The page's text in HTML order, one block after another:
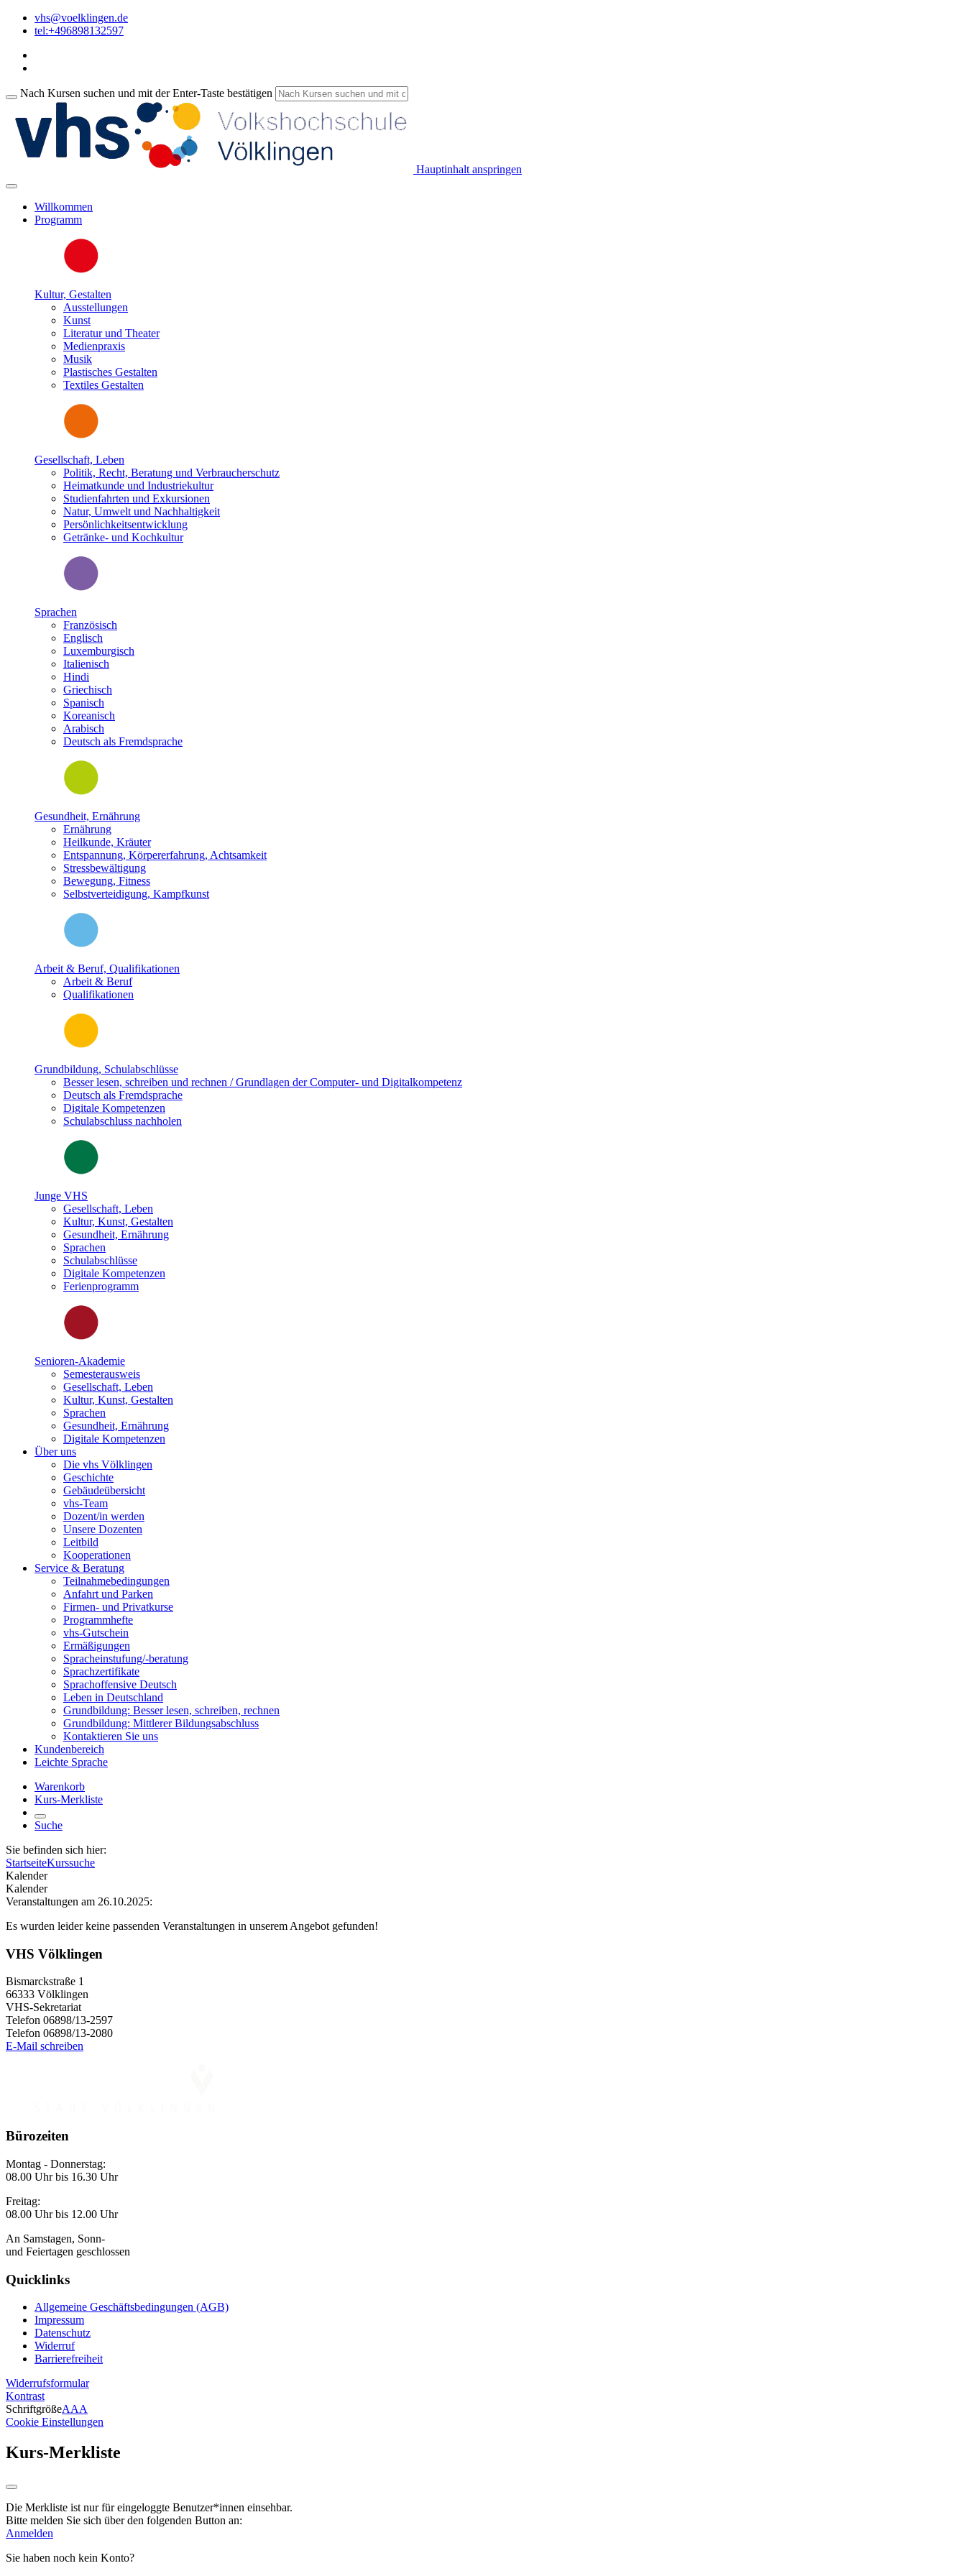
vhs@voelklingen.de
tel:+496898132597
Nach Kursen suchen und mit der Enter-Taste bestätigen
Hauptinhalt anspringen
Willkommen
Programm
Kultur, Gestalten
Ausstellungen
Kunst
Literatur und Theater
Medienpraxis
Musik
Plastisches Gestalten
Textiles Gestalten
Gesellschaft, Leben
Politik, Recht, Beratung und Verbraucherschutz
Heimatkunde und Industriekultur
Studienfahrten und Exkursionen
Natur, Umwelt und Nachhaltigkeit
Persönlichkeitsentwicklung
Getränke- und Kochkultur
Sprachen
Französisch
Englisch
Luxemburgisch
Italienisch
Hindi
Griechisch
Spanisch
Koreanisch
Arabisch
Deutsch als Fremdsprache
Gesundheit, Ernährung
Ernährung
Heilkunde, Kräuter
Entspannung, Körpererfahrung, Achtsamkeit
Stressbewältigung
Bewegung, Fitness
Selbstverteidigung, Kampfkunst
Arbeit & Beruf, Qualifikationen
Arbeit & Beruf
Qualifikationen
Grundbildung, Schulabschlüsse
Besser lesen, schreiben und rechnen / Grundlagen der Computer- und Digitalkompetenz
Deutsch als Fremdsprache
Digitale Kompetenzen
Schulabschluss nachholen
Junge VHS
Gesellschaft, Leben
Kultur, Kunst, Gestalten
Gesundheit, Ernährung
Sprachen
Schulabschlüsse
Digitale Kompetenzen
Ferienprogramm
Senioren-Akademie
Semesterausweis
Gesellschaft, Leben
Kultur, Kunst, Gestalten
Sprachen
Gesundheit, Ernährung
Digitale Kompetenzen
Über uns
Die vhs Völklingen
Geschichte
Gebäudeübersicht
vhs-Team
Dozent/in werden
Unsere Dozenten
Leitbild
Kooperationen
Service & Beratung
Teilnahmebedingungen
Anfahrt und Parken
Firmen- und Privatkurse
Programmhefte
vhs-Gutschein
Ermäßigungen
Spracheinstufung/-beratung
Sprachzertifikate
Sprachoffensive Deutsch
Leben in Deutschland
Grundbildung: Besser lesen, schreiben, rechnen
Grundbildung: Mittlerer Bildungsabschluss
Kontaktieren Sie uns
Kundenbereich
Leichte Sprache
Warenkorb
Kurs-Merkliste
Suche
Sie befinden sich hier:
StartseiteKurssuche
Kalender
Kalender
Veranstaltungen am 26.10.2025:
Es wurden leider keine passenden Veranstaltungen in unserem Angebot gefunden!
VHS Völklingen
Bismarckstraße 1
66333 Völklingen
VHS-Sekretariat
Telefon 06898/13-2597
Telefon 06898/13-2080
E-Mail schreiben
Bürozeiten
Montag - Donnerstag:
08.00 Uhr bis 16.30 Uhr
Freitag:
08.00 Uhr bis 12.00 Uhr
An Samstagen, Sonn-
und Feiertagen geschlossen
Quicklinks
Allgemeine Geschäftsbedingungen (AGB)
Impressum
Datenschutz
Widerruf
Barrierefreiheit
Widerrufsformular
Kontrast
SchriftgrößeAAA
Cookie Einstellungen
Kurs-Merkliste
Die Merkliste ist nur für eingeloggte Benutzer*innen einsehbar.
Bitte melden Sie sich über den folgenden Button an:
Anmelden
Sie haben noch kein Konto?